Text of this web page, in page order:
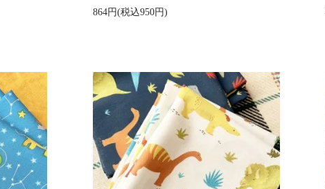
864円(税込950円)